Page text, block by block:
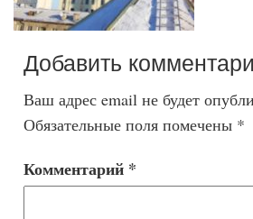
Добавить
Ваш адрес email не будет
Обязательные поля помечены *
Комментарий *